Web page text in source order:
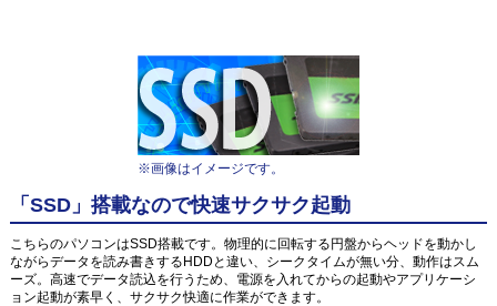
※画像はイメージです。
「SSD」搭載なので快速サクサク起動
こちらのパソコンはSSD搭載です。物理的に回転する円盤からヘッドを動かし
ながらデータを読み書きするHDDと違い、シークタイムが無い分、動作はスム
ーズ。高速でデータ読込を行うため、電源を入れてからの起動やアプリケーシ
ョン起動が素早く、サクサク快適に作業ができます。